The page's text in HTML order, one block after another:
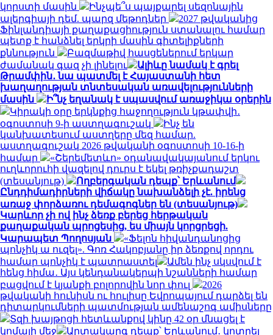
կորստի մասին
Ինչպե՞ս պայքարել սեզոնային
ալերգիայի դեմ. պարզ մեթոդներ
2027 թվականից
Ֆինլանդիայի քաղաքացիություն ստանալու համար
պետք է հանձնել երկրի մասին գիտելիքների
քննություն
Բազմաթիվ հասցեներում երկար
ժամանակ գազ չի լինելու
Ալիևը նամակ է գրել
Թրամփին․ նա պատմել է Հայաստանի հետ
խաղաղության տնտեսական առավելությունների
մասին
Ի՞նչ եղանակ է սպասվում առաջիկա օրերին
Կիրակի օրը երկնքից հաջողություն կթափվի․
օգոստոսի 9-ի աստղագուշակ
Ինչ են
կանխատեսում աստղերը մեզ համար.
աստղագուշակ 2026 թվականի օգոստոսի 10-16-ի
համար
«Շերեմետևո» օդանավակայանում երկու
ուղևորուհի վազելով դուրս է եկել թռիչքադաշտ
(տեսանյութ)
Ողբերգական դեպք՝ Երևանում
Ընդդիմադիրների վիճակը նախանձելի չէ. իրենց
առաջ փորձառու դեմագոգներ են (տեսանյութ)
Կարևոր չի ով ինչ ձեռք բերեց հերթական
քաղաքական պրոցեսից, ես միայն կորցրեցի.
Կարապետ Պողոսյան
«Ֆելոն հիվանդանոցից
պոնչիկ ա ուզել». Գոռ Հակոբյանը իր ձեռքով որդու
համար պոնչիկ է պատրաստել
Ամեն ինչ սկսվում է
հենց հիմա․ Այս կենդանակերպի նշանների համար
բացվում է կյանքի բոլորովին նոր փուլ
2026
թվականի հունիսն ու հուլիսը Եվրոպայում դարձել են
դիտարկումների պատմության ամենաշոգ ամիսները
Տզի խայթոցի հետևանքով կինը 42 օր մնացել է
կոմայի մեջ
Արտակարգ դեպք՝ Երևանում․ կոտրել